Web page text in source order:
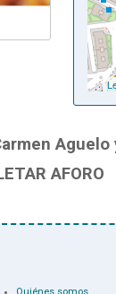
AFORO